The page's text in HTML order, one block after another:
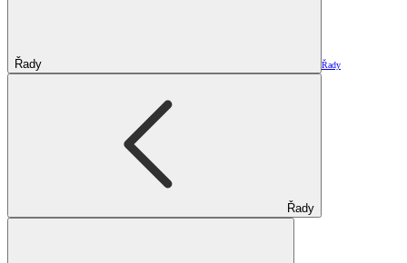
Řady Řady
Řady